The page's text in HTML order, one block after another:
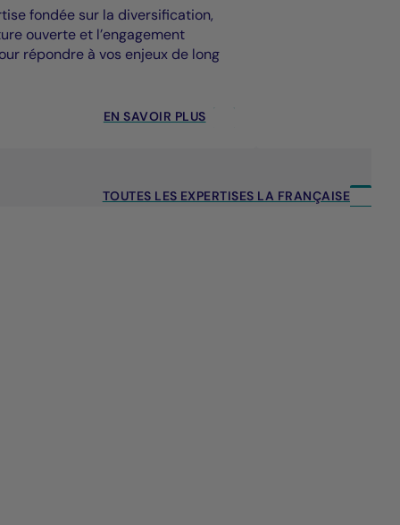
fondée sur la diversification,
ouverte et l’engagement
répondre à vos enjeux de long
EN SAVOIR PLUS
TOUTES LES EXPERTISES LA FRANÇAISE